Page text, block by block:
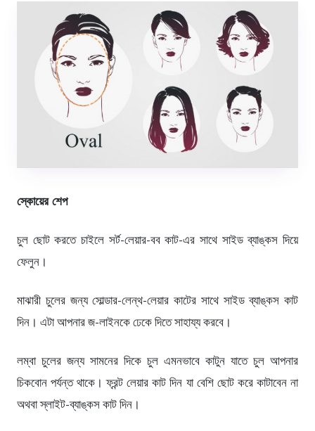
স্কোয়ের শেপ
চুল ছোট করতে চাইলে সর্ট-লেয়ার-বব কাট-এর সাথে সাইড ব্যাঙ্কস দিয়ে
ফেলুন।
মাঝারী চুলের জন্য সোল্ডার-লেন্থ-লেয়ার কাটের সাথে সাইড ব্যাঙ্কস কাট
দিন। এটা আপনার জ-লাইনকে ঢেকে দিতে সাহায্য করবে।
লম্বা চুলের জন্য সামনের দিকে চুল এমনভাবে কাটুন যাতে চুল আপনার
চিকবোন পর্যন্ত থাকে। ফ্রন্ট লেয়ার কাট দিন যা বেশি ছোট করে কাটাবেন না
অথবা স্লাইট-ব্যাঙ্কস কাট দিন।